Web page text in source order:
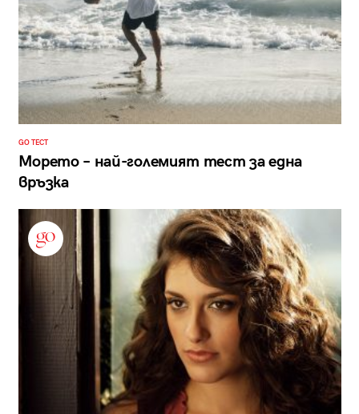
GO ТЕСТ
Морето – най-големият тест за една
връзка